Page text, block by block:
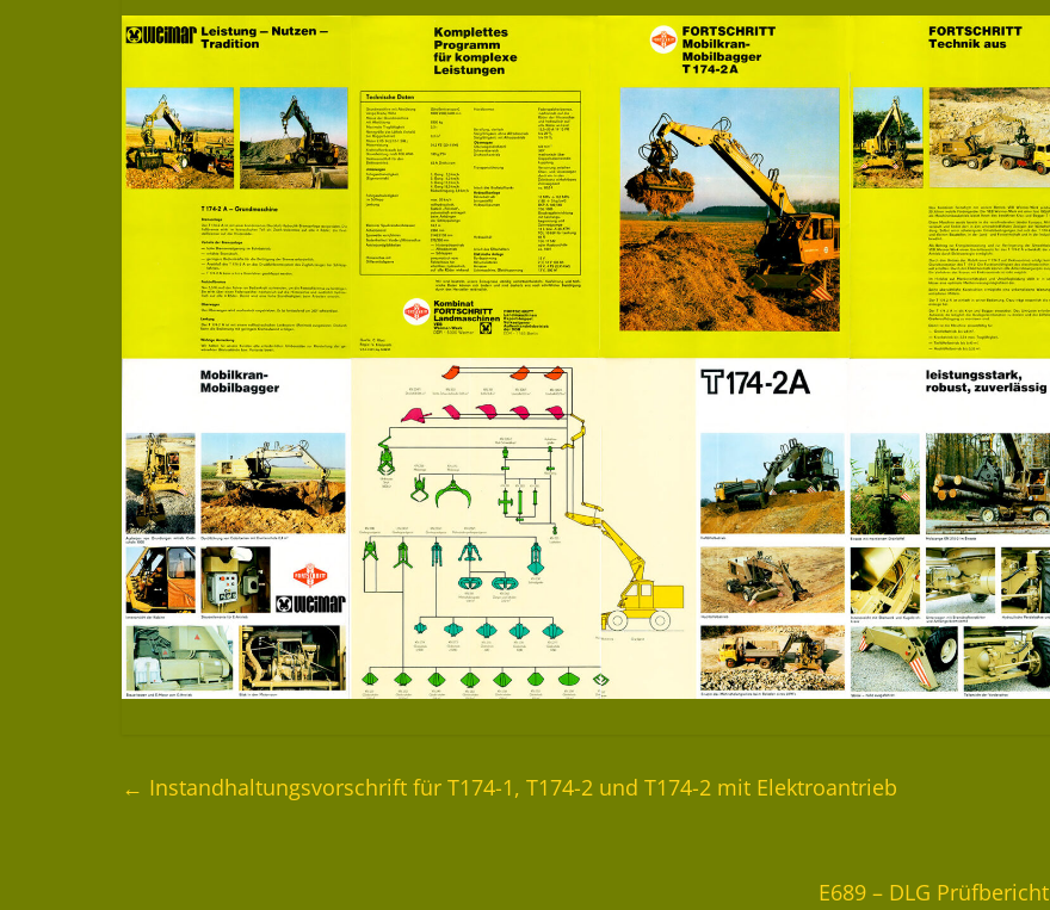
← Instandhaltungsvorschrift für T174-1, T174-2 und T174-2 mit Elektroantrieb
E689 – DLG Prüfbericht